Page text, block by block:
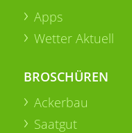
Apps
Wetter Aktuell
BROSCHÜREN
Ackerbau
Saatgut